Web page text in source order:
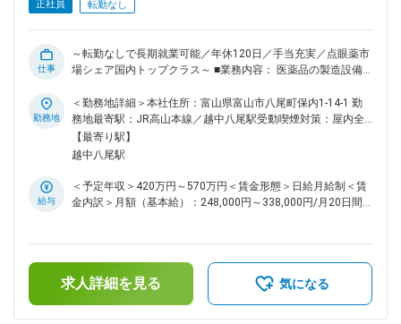
の特徴： ◇当社は、眼科用の医薬品に特化し、点眼薬の市場シ
ェアは、国内トップクラスです。 ◇薬事法改正に伴う医薬品の
製造委託の全面解禁と、医療費抑制のためのジェネリック医薬
品の普及が後押しとなっており、年間売上は10期連続増収で
す。今まで国内事業を着実に伸ばしてきましたが、アジア地域
に広げていく計画があり、成長性のある会社です。 変更の範
囲：会社の定める業務
正社員 転勤なし
仕事
～転勤なしで長期就業可能／年休120日／手当充実／点眼薬市
場シェア国内トップクラス～ ■業務内容： 医薬品の製造設備
包装、梱包まで、医薬品製造を支える各種設備の導入・改善・
保守に携わっていただきます。 入社後は経験やスキルに応じ
て業務をお任せします。 （1）製造設備の導入・更新 ・新規
製造設備の導入検討 ・既存設備の更新計画立案、導入 ・設備
設備の修理・改善・保全 ・設備トラブル時の原因調査、修理
対応 ・設備の定期点検、メンテナンス ・生産性向上や品質向
証業務 （4）校正（キャリブレーション）業務 ・温度計や圧
力計などの計測機器が正しい数値を示しているか確認する業務
（5）ラインテスト ・新しい資材や包装材を使用する際の試験
勤務地
＜勤務地詳細＞本社住所：富山県富山市八尾町保内1-14-1 勤
務地最寄駅：JR高山本線／越中八尾駅受動喫煙対策：屋内全
面禁煙変更の範囲：会社の定める事業所
【最寄り駅】
越中八尾駅
給与
＜予定年収＞420万円～570万円＜賃金形態＞日給月給制＜賃
金内訳＞月額（基本給）：248,000円～338,000円/月20日間
金はあくまでも目安の金額であり、選考を通じて上下する可能
性があります。月給(月額)は固定手当を含めた表記です。
求人詳細を見る 気になる